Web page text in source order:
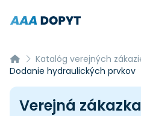
Katalóg verejných
Dodanie hydraulických prvkov
Verejná zákazka